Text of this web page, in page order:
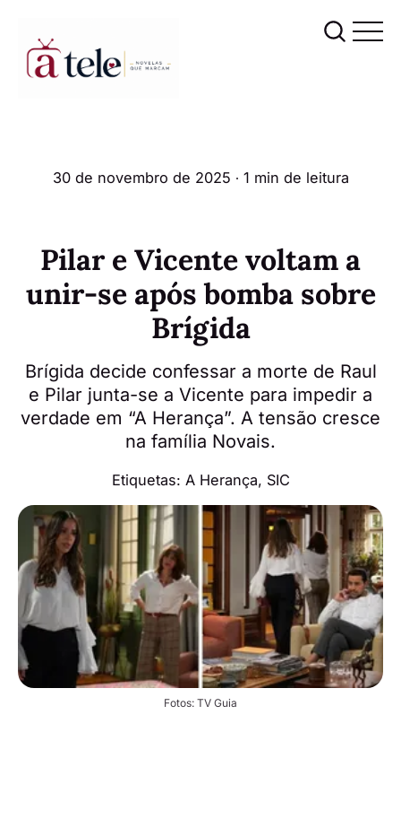
30 de novembro de 2025 ∙ 1 min de leitura
Pilar e Vicente voltam a
unir-se após bomba sobre
Brígida
Brígida decide confessar a morte de Raul
e Pilar junta-se a Vicente para impedir a
verdade em “A Herança”. A tensão cresce
na família Novais.
Etiquetas: A Herança, SIC
Fotos: TV Guia